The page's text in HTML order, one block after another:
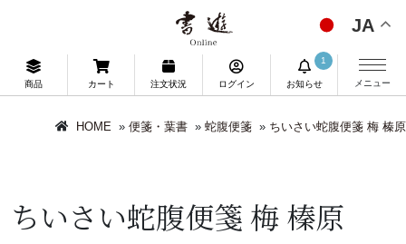
JA
商品 カート 注文状況 ログイン お知らせ
1
メニュー
HOME » 便箋・葉書 » 蛇腹便箋 » ちいさい蛇腹便箋 梅 榛原
ちいさい蛇腹便箋 梅 榛原